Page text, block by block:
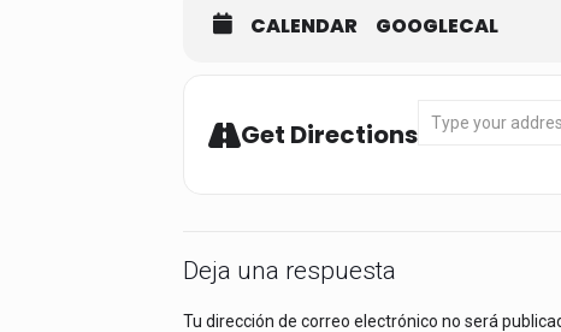
CALENDAR GOOGLECAL
Get Directions
Address -
Deja una respuesta
Tu dirección de correo electrónico no será